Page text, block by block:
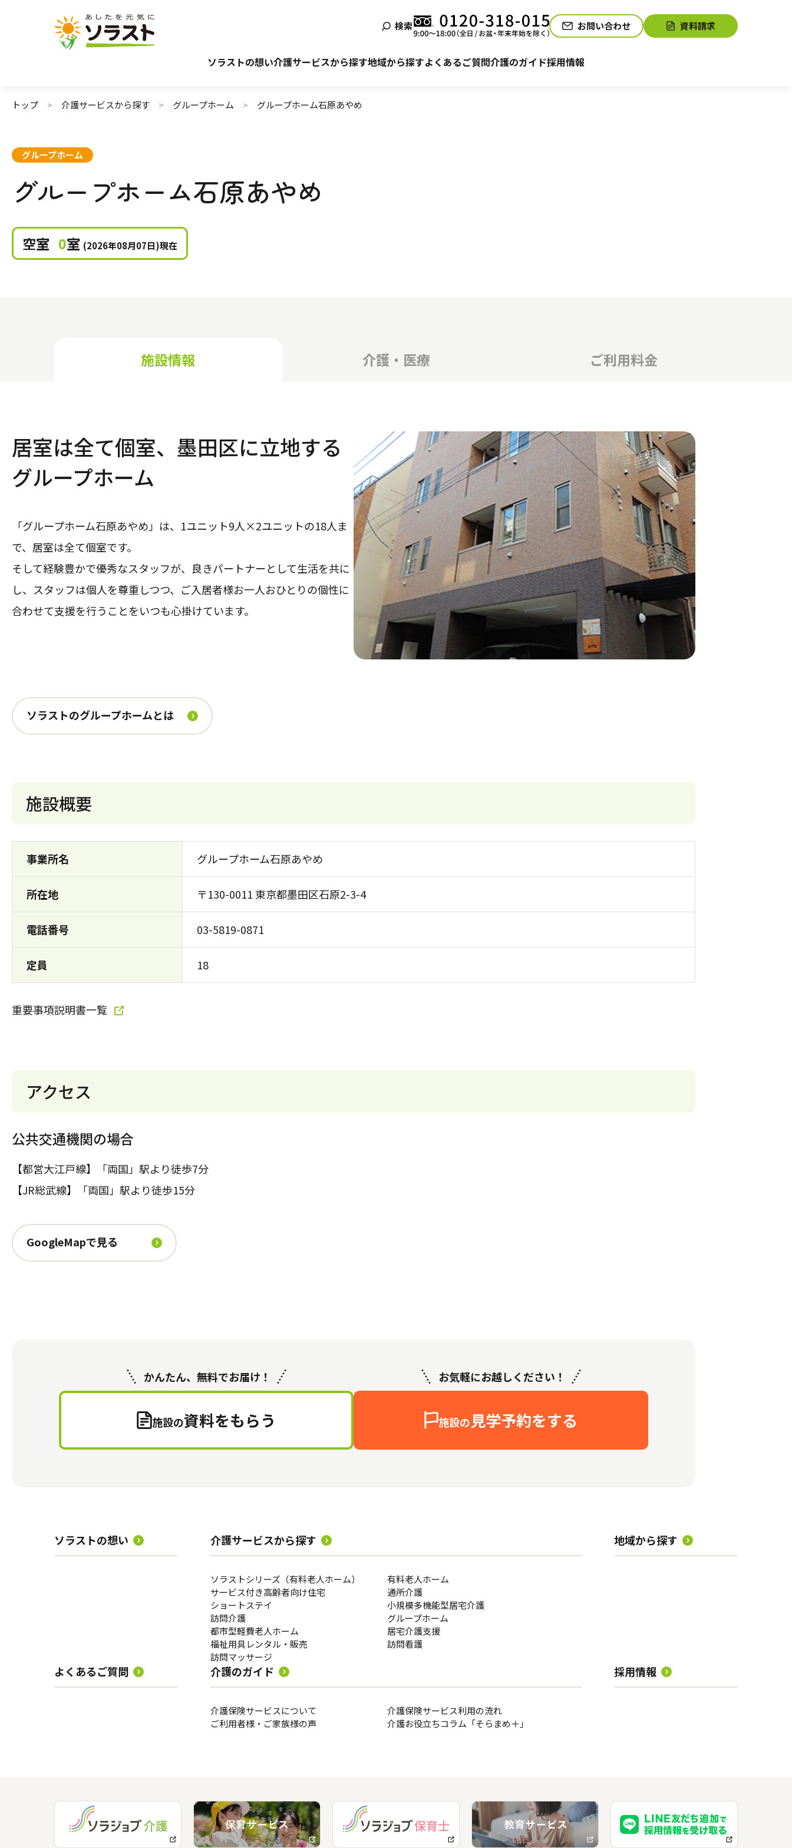
検索 お問い合わせ 資料請求
ソラストの想い介護サービスから探す
施設で暮らす 自宅でサービスを受ける サービスの相談をする
地域から探すよくあるご質問介護のガイド
介護保険サービスについて ご利用者様・ご家族様の声 介護お役立ちコラム「そらまめ＋」
採用情報
トップ 介護サービスから探す グループホーム グループホーム石原あやめ
グループホーム
グループホーム石原あやめ
空室 0室 (2026年08月07日)現在
施設情報 介護・医療 ご利用料金
居室は全て個室、墨田区に立地する
グループホーム
「グループホーム石原あやめ」は、1ユニット9人×2ユニットの18人ま
で、居室は全て個室です。
そして経験豊かで優秀なスタッフが、良きパートナーとして生活を共に
し、スタッフは個人を尊重しつつ、ご入居者様お一人おひとりの個性に
合わせて支援を行うことをいつも心掛けています。
ソラストのグループホームとは
施設概要
事業所名 グループホーム石原あやめ
所在地 〒130-0011 東京都墨田区石原2-3-4
電話番号 03-5819-0871
定員 18
重要事項説明書一覧
アクセス
公共交通機関の場合
【都営大江戸線】「両国」駅より徒歩7分
【JR総武線】「両国」駅より徒歩15分
GoogleMapで見る
かんたん、無料でお届け！
施設の資料をもらう
お気軽にお越しください！
施設の見学予約をする
ソラストの想い 介護サービスから探す
ソラストシリーズ（有料老人ホーム）
有料老人ホーム
サービス付き高齢者向け住宅
通所介護
ショートステイ
小規模多機能型居宅介護
訪問介護
グループホーム
都市型軽費老人ホーム
居宅介護支援
福祉用具レンタル・販売
訪問看護
訪問マッサージ
地域から探す
よくあるご質問 介護のガイド
介護保険サービスについて
介護保険サービス利用の流れ
ご利用者様・ご家族様の声
介護お役立ちコラム「そらまめ＋」
採用情報